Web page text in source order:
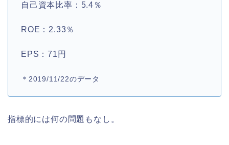
自己資本比率：5.4％
ROE：2.33％
EPS：71円
＊2019/11/22のデータ
指標的には何の問題もなし。